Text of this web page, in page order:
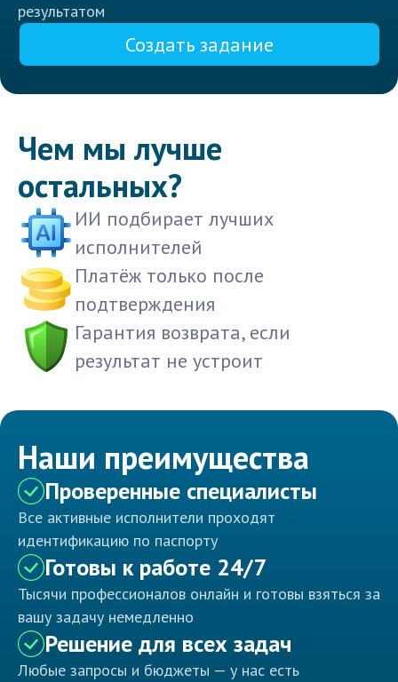
результатом
Создать задание
Чем мы лучше
остальных?
ИИ подбирает лучших
исполнителей
Платёж только после
подтверждения
Гарантия возврата, если
результат не устроит
Наши преимущества
Проверенные специалисты
Все активные исполнители проходят
идентификацию по паспорту
Готовы к работе 24/7
Тысячи профессионалов онлайн и готовы взяться за
вашу задачу немедленно
Решение для всех задач
Любые запросы и бюджеты — у нас есть